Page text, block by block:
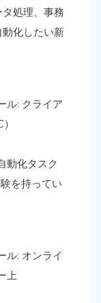
処理、事務
化したい新
ル: クライア
動化タスク
を持ってい
ル: オンライ
上